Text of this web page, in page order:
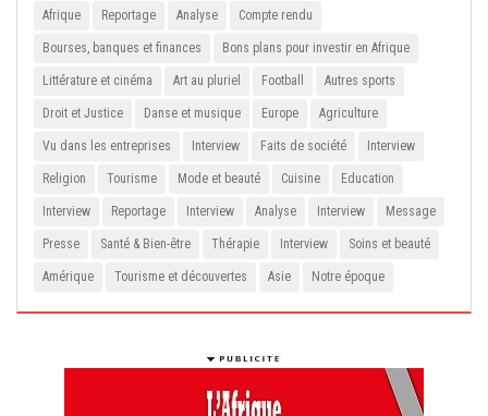
Afrique Reportage Analyse Compte rendu
Bourses, banques et finances Bons plans pour investir en Afrique
Littérature et cinéma Art au pluriel Football Autres sports
Droit et Justice Danse et musique Europe Agriculture
Vu dans les entreprises Interview Faits de société Interview
Religion Tourisme Mode et beauté Cuisine Education
Interview Reportage Interview Analyse Interview Message
Presse Santé & Bien-être Thérapie Interview Soins et beauté
Amérique Tourisme et découvertes Asie Notre époque